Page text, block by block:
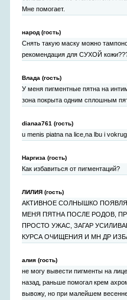
Мне помогает.
народ (гость)
Снять такую маску можно
рекомендация для СУХОЙ
Влада (гость)
У меня пигментные пятна на
зона покрыта одним сплошным
dianaa761 (гость)
u menis piatna na lice,na lbu i
Наргиза (гость)
Как избавиться от пигментаций?
ЛИЛИЯ (гость)
АКТИВНОЕ СОЛНЫШКО
МЕНЯ ПЯТНА ПОСЛЕ РОДОВ,
ПРОСТО УЖАС, ЗАГАР
КУРСА ОЧИЩЕНИЯ И МН ДР
алия (гость)
не могу вывести пигменты на
назад, раньше помогал крем
вывожу, но при малейшем